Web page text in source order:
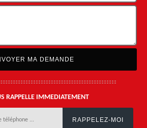
RAPPELLE IMMEDIATEMENT